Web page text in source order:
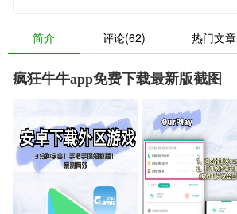
简介 评论(62) 热门文章
疯狂牛牛app免费下载最新版截图